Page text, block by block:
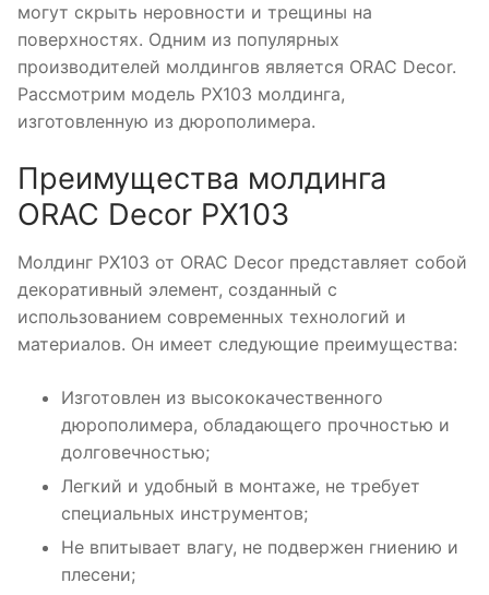
могут скрыть неровности и трещины на
поверхностях. Одним из популярных
производителей молдингов является ORAC Decor.
Рассмотрим модель PX103 молдинга,
изготовленную из дюрополимера.
Преимущества молдинга
ORAC Decor PX103
Молдинг PX103 от ORAC Decor представляет собой
декоративный элемент, созданный с
использованием современных технологий и
материалов. Он имеет следующие преимущества:
Изготовлен из высококачественного
дюрополимера, обладающего прочностью и
долговечностью;
Легкий и удобный в монтаже, не требует
специальных инструментов;
Не впитывает влагу, не подвержен гниению и
плесени;